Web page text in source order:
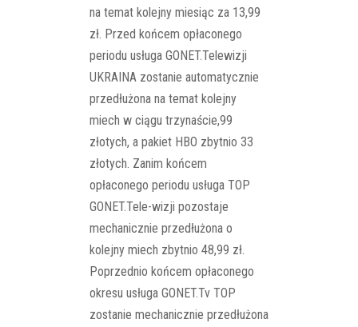
na temat kolejny miesiąc za 13,99
zł. Przed końcem opłaconego
periodu usługa GONET.Telewizji
UKRAINA zostanie automatycznie
przedłużona na temat kolejny
miech w ciągu trzynaście,99
złotych, a pakiet HBO zbytnio 33
złotych. Zanim końcem
opłaconego periodu usługa TOP
GONET.Tele-wizji pozostaje
mechanicznie przedłużona o
kolejny miech zbytnio 48,99 zł.
Poprzednio końcem opłaconego
okresu usługa GONET.Tv TOP
zostanie mechanicznie przedłużona